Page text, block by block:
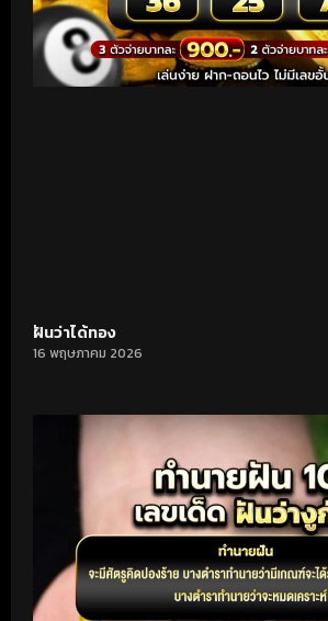
ฝันว่าได้ทอง
16 พฤษภาคม 2026